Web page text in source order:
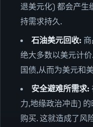
退美元化) 都会产生
持需求持久.
石油美元回收:
绝大多数以美元计
国债,从而为美元和
安全避难所需求:
力,地缘政治冲击)
购买. 这就造成了风